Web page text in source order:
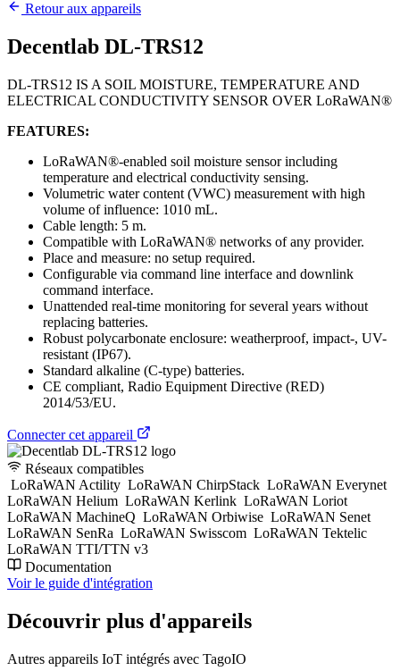
Retour aux appareils
Decentlab DL-TRS12
DL-TRS12 IS A SOIL MOISTURE, TEMPERATURE AND
ELECTRICAL CONDUCTIVITY SENSOR OVER LoRaWAN®
FEATURES:
LoRaWAN®-enabled soil moisture sensor including
temperature and electrical conductivity sensing.
Volumetric water content (VWC) measurement with high
volume of influence: 1010 mL.
Cable length: 5 m.
Compatible with LoRaWAN® networks of any provider.
Place and measure: no setup required.
Configurable via command line interface and downlink
command interface.
Unattended real-time monitoring for several years without
replacing batteries.
Robust polycarbonate enclosure: weatherproof, impact-, UV-
resistant (IP67).
Standard alkaline (C-type) batteries.
CE compliant, Radio Equipment Directive (RED)
2014/53/EU.
Connecter cet appareil
Réseaux compatibles
LoRaWAN Actility LoRaWAN ChirpStack LoRaWAN Everynet
LoRaWAN Helium LoRaWAN Kerlink LoRaWAN Loriot
LoRaWAN MachineQ LoRaWAN Orbiwise LoRaWAN Senet
LoRaWAN SenRa LoRaWAN Swisscom LoRaWAN Tektelic
LoRaWAN TTI/TTN v3
Documentation
Voir le guide d'intégration
Découvrir plus d'appareils
Autres appareils IoT intégrés avec TagoIO